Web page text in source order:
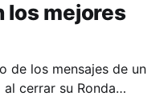
los mejores
cerrar su Ronda